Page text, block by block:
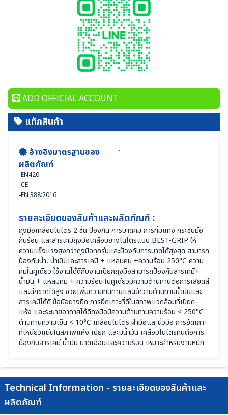
ADD OFFICIAL ACCOUNT
แท็กสินค้า
อ้างอิงมาตรฐานของ
ผลิตภัณฑ์
-EN420
-CE
-EN 388:2016
-
รายละเอียดของสินค้าและผลิตภัณฑ์ :
ถุงมือเคลือบไนไตร 2 ชั้น ป้องกัน การบาดคม การทิ่มแทง กระชับมือ
กันร้อน และสารเคมีถุงมือเคลือบยางไนไตรแบบ BEST-GRIP ให้
ความแข็งแรงสูงกว่าถุงมือทุกรุ่นและป้องกับการบาดได้สุงสุด สามารถ
ป้องกันน้ำ, น้ำมันและสารเคมี + แหลมคม +ความร้อน 250°C ความ
คมในคู่เดียว ใช้งานได้ดีกับงานเปียกถุงมือสามารถป้องกันสารเคมี+
น้ำมัน + แหลมคม + ความร้อน ในคู่เดียวมีความต้านทานต่อการเสียดสี
และฉีกขาดได้สูง ช่วยเพิ่มความทนทานและมีความต้านทานน้ำมันและ
สารเคมีได้ดี ข้อมือยางยืด การยึดเกาะที่ดีในสภาพแวดล้อมที่เปียก-
แห้ง และระบายอากาศได้ดีถุงมือมีความต้านทานความร้อน < 250°C
ต้านทานความเย็น < 10°C เคลือบไนไตร ฝ่ามือและนิ้วมือ การยึดเกาะ
ที่เหนียวแน่นในสภาพแห้ง เปียก และมีน้ำมัน เคลือบไนไตรทนต่อการ
ป้องกันสารเคมี น้ำมัน บาดเฉือนและความร้อน เหมาะสำหรับงานหนัก
Technical Information - รายละเอียดของสินค้าและ
ผลิตภัณฑ์